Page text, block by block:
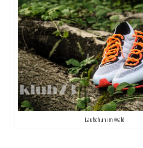
Laufschuh im Wald